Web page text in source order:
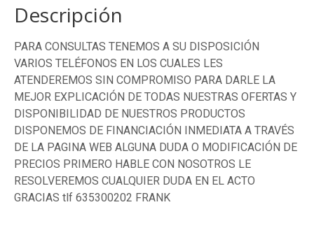
cantidad
Descripción
PARA CONSULTAS TENEMOS A SU DISPOSICIÓN
VARIOS TELÉFONOS EN LOS CUALES LES
ATENDEREMOS SIN COMPROMISO PARA DARLE LA
MEJOR EXPLICACIÓN DE TODAS NUESTRAS OFERTAS Y
DISPONIBILIDAD DE NUESTROS PRODUCTOS
DISPONEMOS DE FINANCIACIÓN INMEDIATA A TRAVÉS
DE LA PAGINA WEB ALGUNA DUDA O MODIFICACIÓN DE
PRECIOS PRIMERO HABLE CON NOSOTROS LE
RESOLVEREMOS CUALQUIER DUDA EN EL ACTO
GRACIAS tlf 635300202 FRANK